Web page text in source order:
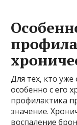
Для тех, кто уже
особенно с его
профилактика
значение.
воспаление